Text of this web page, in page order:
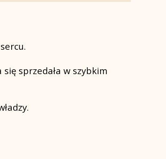
sprzedała w szybkim